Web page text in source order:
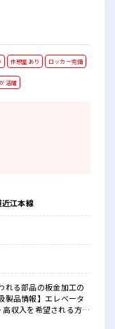
休憩室あり ロッカー完備
活躍
ょう！
近江本線
れる部品の板金加工の
製品情報】エレベータ
す♪ ≪週休2日制≫ 週